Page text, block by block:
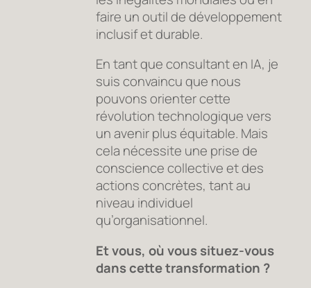
faire un outil de développement
inclusif et durable.
En tant que consultant en IA, je
suis convaincu que nous
pouvons orienter cette
révolution technologique vers
un avenir plus équitable. Mais
cela nécessite une prise de
conscience collective et des
actions concrètes, tant au
niveau individuel
qu’organisationnel.
Et vous, où vous situez-vous
dans cette transformation ?